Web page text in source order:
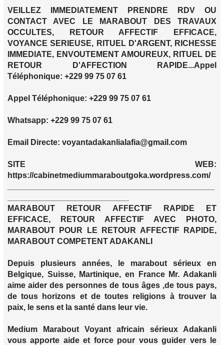
VEILLEZ IMMEDIATEMENT PRENDRE RDV OU
CONTACT AVEC LE MARABOUT DES TRAVAUX
OCCULTES, RETOUR AFFECTIF EFFICACE,
VOYANCE SERIEUSE, RITUEL D'ARGENT, RICHESSE
IMMEDIATE, ENVOUTEMENT AMOUREUX, RITUEL DE
RETOUR D'AFFECTION RAPIDE...Appel
Téléphonique: +229 99 75 07 61
Appel Téléphonique: +229 99 75 07 61
Whatsapp: +229 99 75 07 61
Email Directe: voyantadakanlialafia@gmail.com
SITE WEB:
https://cabinetmediummaraboutgoka.wordpress.com/
MARABOUT RETOUR AFFECTIF RAPIDE ET
EFFICACE, RETOUR AFFECTIF AVEC PHOTO,
MARABOUT POUR LE RETOUR AFFECTIF RAPIDE,
MARABOUT COMPETENT ADAKANLI
Depuis plusieurs années, le marabout sérieux en
Belgique, Suisse, Martinique, en France Mr. Adakanli
aime aider des personnes de tous âges ,de tous pays,
de tous horizons et de toutes religions à trouver la
paix, le sens et la santé dans leur vie.
Medium Marabout Voyant africain sérieux Adakanli
vous apporte aide et force pour vous guider vers le